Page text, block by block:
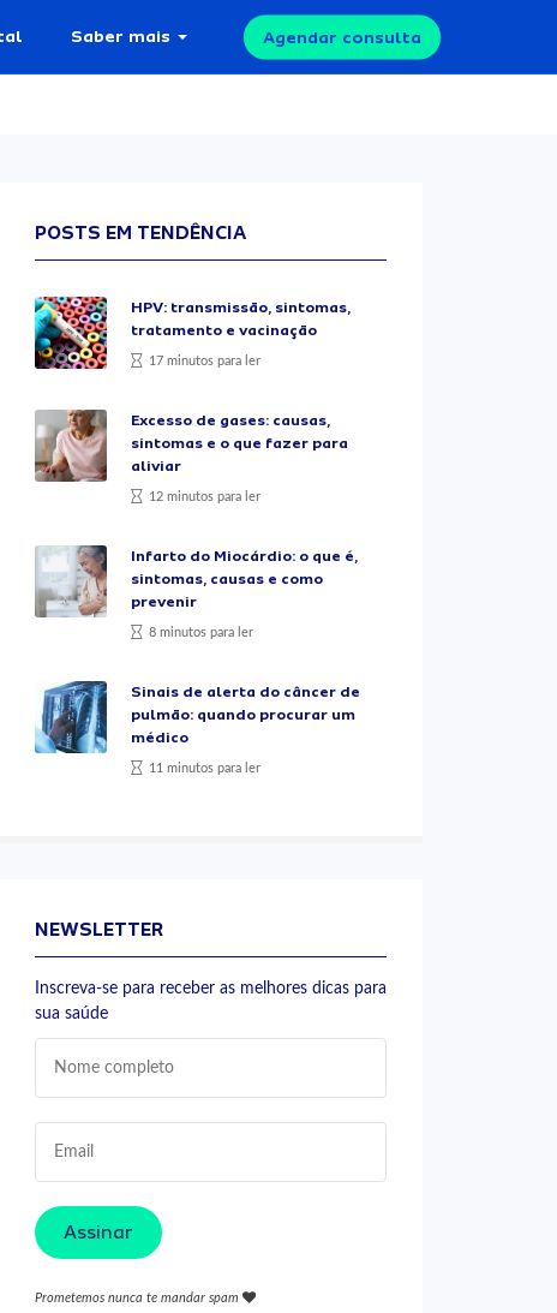
Saber mais Agendar consulta
POSTS EM TENDÊNCIA
HPV: transmissão, sintomas,
tratamento e vacinação
17 minutos para ler
Excesso de gases: causas,
sintomas e o que fazer para
aliviar
12 minutos para ler
Infarto do Miocárdio: o que é,
sintomas, causas e como
prevenir
8 minutos para ler
Sinais de alerta do câncer de
pulmão: quando procurar um
médico
11 minutos para ler
NEWSLETTER
Inscreva-se para receber as melhores dicas para
sua saúde
Assinar
Prometemos nunca te mandar spam